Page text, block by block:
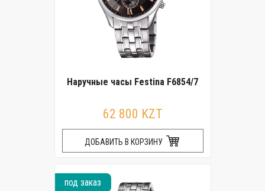
Наручные часы Festina F6854/7
62 800 KZT
ДОБАВИТЬ В КОРЗИНУ
под заказ